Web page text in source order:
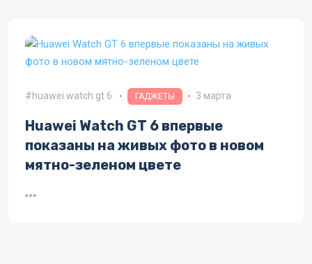
huawei watch gt 6 ГАДЖЕТЫ 3 марта
Huawei Watch GT 6 впервые
показаны на живых фото в новом
мятно-зеленом цвете